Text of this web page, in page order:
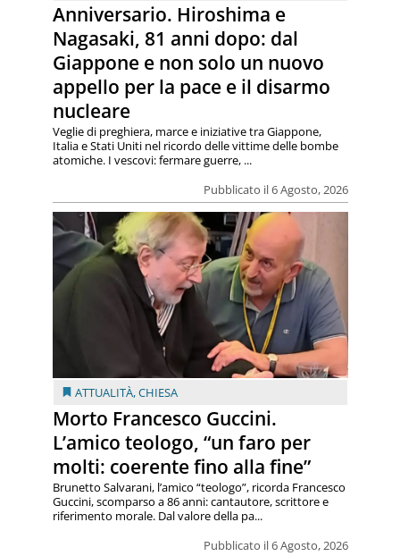
Anniversario. Hiroshima e
Nagasaki, 81 anni dopo: dal
Giappone e non solo un nuovo
appello per la pace e il disarmo
nucleare
Pubblicato il 6 Agosto, 2026
Veglie di preghiera, marce e iniziative tra Giappone,
Italia e Stati Uniti nel ricordo delle vittime delle bombe
atomiche. I vescovi: fermare guerre, ...
ATTUALITÀ,CHIESA
Morto Francesco Guccini.
L’amico teologo, “un faro per
molti: coerente fino alla fine”
Pubblicato il 6 Agosto, 2026
Brunetto Salvarani, l’amico “teologo”, ricorda Francesco
Guccini, scomparso a 86 anni: cantautore, scrittore e
riferimento morale. Dal valore della pa...